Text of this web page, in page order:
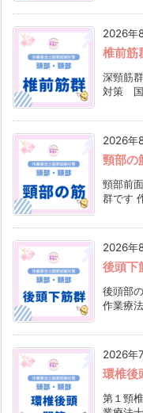
2026年
椎前筋
深頸筋
対策 国
2026年
頸部の
頸部前
群です
2026年
後頭下
後頭部
作業療
2026年
環椎後
第１頸